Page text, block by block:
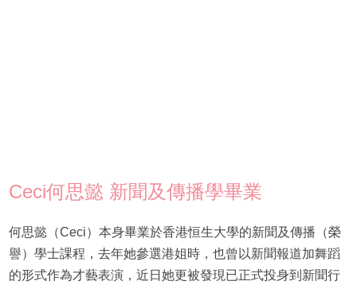
Ceci何思懿 新聞及傳播學畢業
何思懿（Ceci）本身畢業於香港恒生大學的新聞及傳播（榮
譽）學士課程，去年她參選港姐時，也曾以新聞報道加舞蹈
的形式作為才藝表演，近日她更被發現已正式投身到新聞行